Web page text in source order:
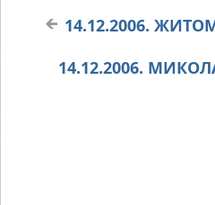
14.12.2006.
14.12.2006.